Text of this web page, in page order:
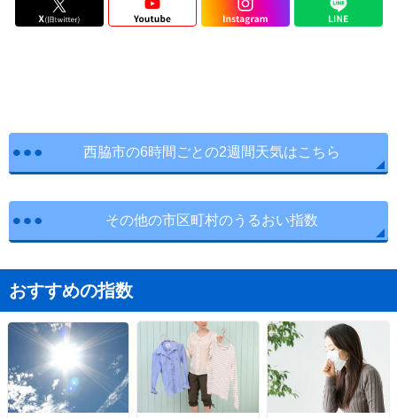
西脇市の6時間ごとの2週間天気はこちら
その他の市区町村のうるおい指数
おすすめの指数